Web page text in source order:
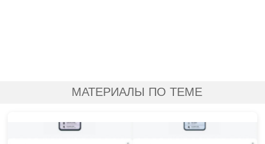
МАТЕРИАЛЫ ПО ТЕМЕ